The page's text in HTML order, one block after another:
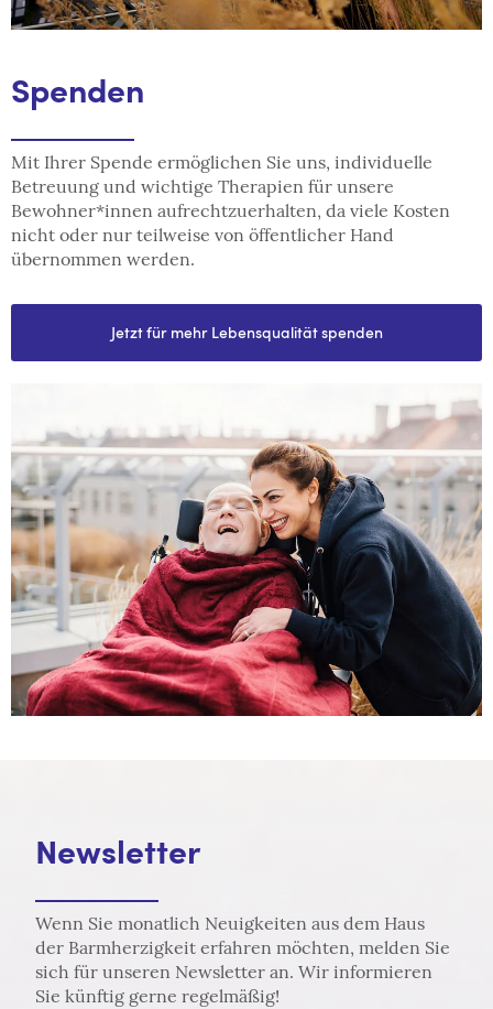
Spenden
Mit Ihrer Spende ermöglichen Sie uns, individuelle
Betreuung und wichtige Therapien für unsere
Bewohner*innen aufrechtzuerhalten, da viele Kosten
nicht oder nur teilweise von öffentlicher Hand
übernommen werden.
Jetzt für mehr Lebensqualität spenden
Newsletter
Wenn Sie monatlich Neuigkeiten aus dem Haus
der Barmherzigkeit erfahren möchten, melden Sie
sich für unseren Newsletter an. Wir informieren
Sie künftig gerne regelmäßig!